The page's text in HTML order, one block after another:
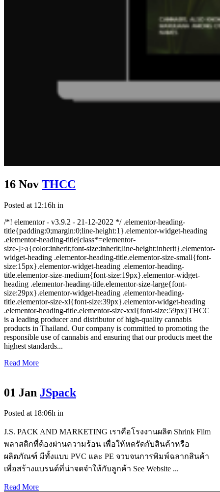
16 Nov THCC
Posted at 12:16h in
/*! elementor - v3.9.2 - 21-12-2022 */ .elementor-heading-
title{padding:0;margin:0;line-height:1}.elementor-widget-heading
.elementor-heading-title[class*=elementor-
size-]>a{color:inherit;font-size:inherit;line-height:inherit}.elementor-
widget-heading .elementor-heading-title.elementor-size-small{font-
size:15px}.elementor-widget-heading .elementor-heading-
title.elementor-size-medium{font-size:19px}.elementor-widget-
heading .elementor-heading-title.elementor-size-large{font-
size:29px}.elementor-widget-heading .elementor-heading-
title.elementor-size-xl{font-size:39px}.elementor-widget-heading
.elementor-heading-title.elementor-size-xxl{font-size:59px}THCC
is a leading producer and distributor of high-quality cannabis
products in Thailand. Our company is committed to promoting the
responsible use of cannabis and ensuring that our products meet the
highest standards...
Read More
01 Jan JSpack
Posted at 18:06h in
J.S. PACK AND MARKETING เราคือโรงงานผลิต Shrink Film
พลาสติกที่ต้องผ่านความร้อน เพื่อให้หดรัดกับสินค้าหรือ
ผลิตภัณฑ์ มีทั้งแบบ PVC และ PE จวบจนการพิมพ์ฉลากสินค้า
เพื่อสร้างแบรนด์ที่น่าจดจำให้กับลูกค้า See Website ...
Read More